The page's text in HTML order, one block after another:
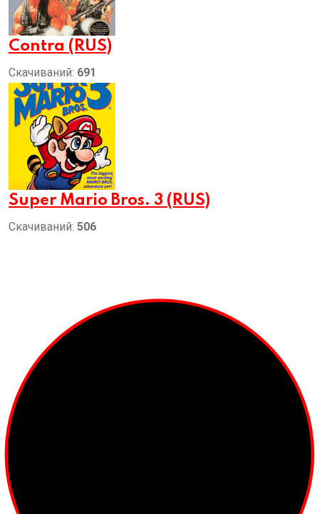
Contra (RUS)
Скачиваний: 691
Super Mario Bros. 3 (RUS)
Скачиваний: 506